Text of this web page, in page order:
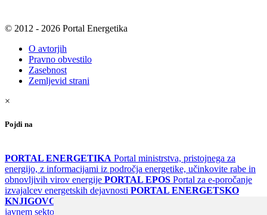
© 2012 - 2026 Portal Energetika
O avtorjih
Pravno obvestilo
Zasebnost
Zemljevid strani
×
Pojdi na
PORTAL ENERGETIKA Portal ministrstva, pristojnega za
energijo, z informacijami iz področja energetike, učinkovite rabe in
obnovljivih virov energije PORTAL EPOS Portal za e-poročanje
izvajalcev energetskih dejavnosti PORTAL ENERGETSKO
KNJIGOVODSTVO
javnem sektorju